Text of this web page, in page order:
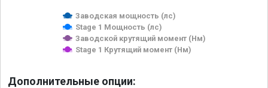
Заводская мощность (лс)
Stage 1 Мощность (лс)
Заводской крутящий момент (Нм)
Stage 1 Крутящий момент (Нм)
Дополнительные опции: